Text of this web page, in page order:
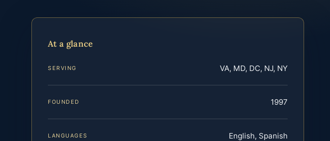
At a glance
SERVING VA, MD, DC, NJ, NY
FOUNDED 1997
LANGUAGES English, Spanish